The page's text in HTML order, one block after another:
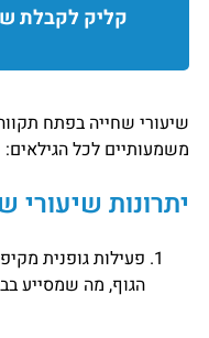
קליק לקבלת
שיעורי שחייה בפתח
משמעותיים לכל הגילאים:
יתרונות
פעילות גופנית
הגוף, מה שמסייע